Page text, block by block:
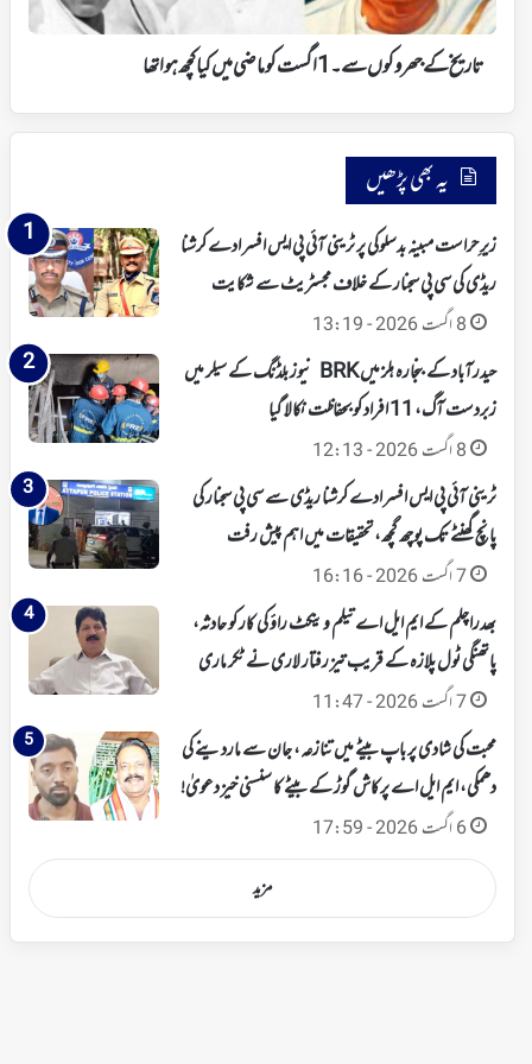
ماضی
میں
ہوا
تھا
تاریخ کے جھروکوں سے۔ 1 اگست کو ماضی میں کیا کچھ ہوا تھا
یہ بھی پڑھیں
زیرِ حراست مبینہ بدسلوکی پر ٹرینی آئی پی ایس افسر ادے کرشنا
ریڈی کی سی پی سجنار کے خلاف مجسٹریٹ سے شکایت
8 اگست 2026 - 13:19
حیدرآباد کے بنجارہ ہلز میں BRK نیوز بلڈنگ کے سیلر میں
زبردست آگ، 11 افراد کو بحفاظت نکالا گیا
8 اگست 2026 - 12:13
ٹرینی آئی پی ایس افسر ادے کرشنا ریڈی سے سی پی سجنار کی
پانچ گھنٹے تک پوچھ گچھ، تحقیقات میں اہم پیش رفت
7 اگست 2026 - 16:16
بھدراچلم کے ایم ایل اے تیلم وینکٹ راؤ کی کار کو حادثہ،
پاتھنگی ٹول پلازہ کے قریب تیز رفتار لاری نے ٹکر ماری
7 اگست 2026 - 11:47
محبت کی شادی پر باپ بیٹے میں تنازعہ، جان سے ماردینے کی
دھمکی، ایم ایل اے پرکاش گوڑ کے بیٹے کا سنسنی خیز دعویٰ!
6 اگست 2026 - 17:59
مزید